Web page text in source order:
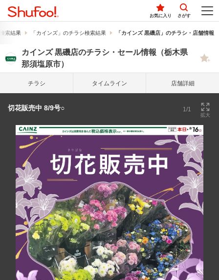
お気に入り さがす
索結果 「カインズ」のチラシ検索結果 「カインズ 黒磯店」のチラシ・店舗情報
カインズ 黒磯店のチラシ・セール情報（栃木県
那須塩原市）
チラシ タイム ライン 店舗詳細
切花販売中 8/9号○ 1/1
拡大